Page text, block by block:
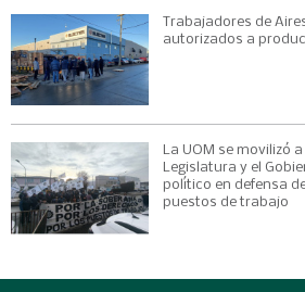
Trabajadores de
autorizados a
La UOM se movilizó
Legislatura y el
político en defensa
puestos de trabajo